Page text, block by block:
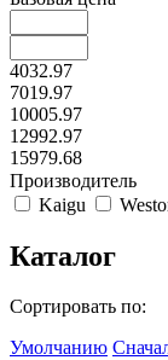
4032.97
7019.97
10005.97
12992.97
15979.68
Производитель
Kaigu
Каталог
Сортировать по:
Умолчанию